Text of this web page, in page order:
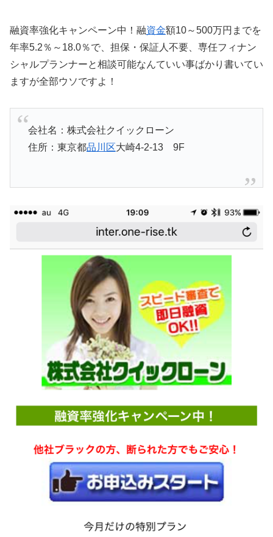
融資率強化キャンペーン中！融資金額10～500万円までを
年率5.2％～18.0％で、担保・保証人不要、専任フィナン
シャルプランナーと相談可能なんていい事ばかり書いてい
ますが全部ウソですよ！
会社名：株式会社クイックローン
住所：東京都品川区大崎4-2-13 9F